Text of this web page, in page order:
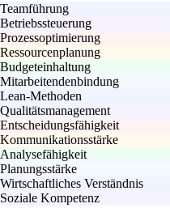
Teamführung
Betriebssteuerung
Prozessoptimierung
Ressourcenplanung
Budgeteinhaltung
Mitarbeitendenbindung
Lean-Methoden
Qualitätsmanagement
Entscheidungsfähigkeit
Kommunikationsstärke
Analysefähigkeit
Planungsstärke
Wirtschaftliches Verständnis
Soziale Kompetenz